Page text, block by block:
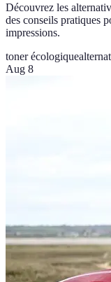
Découvrez les
des conseils pratiques
impressions.
toner écologique
Aug 8